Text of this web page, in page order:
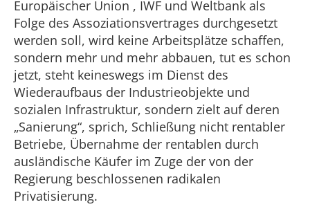
Europäischer Union , IWF und Weltbank als
Folge des Assoziationsvertrages durchgesetzt
werden soll, wird keine Arbeitsplätze schaffen,
sondern mehr und mehr abbauen, tut es schon
jetzt, steht keineswegs im Dienst des
Wiederaufbaus der Industrieobjekte und
sozialen Infrastruktur, sondern zielt auf deren
„Sanierung“, sprich, Schließung nicht rentabler
Betriebe, Übernahme der rentablen durch
ausländische Käufer im Zuge der von der
Regierung beschlossenen radikalen
Privatisierung.